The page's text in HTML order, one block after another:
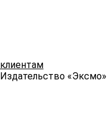
клиентам
Издательство «Эксмо»